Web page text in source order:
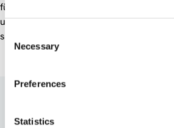
Selection
Necessary
Preferences
Statistics
für Verwaltungsstellen (EU-
und für Projektträger in einem sich
sein.